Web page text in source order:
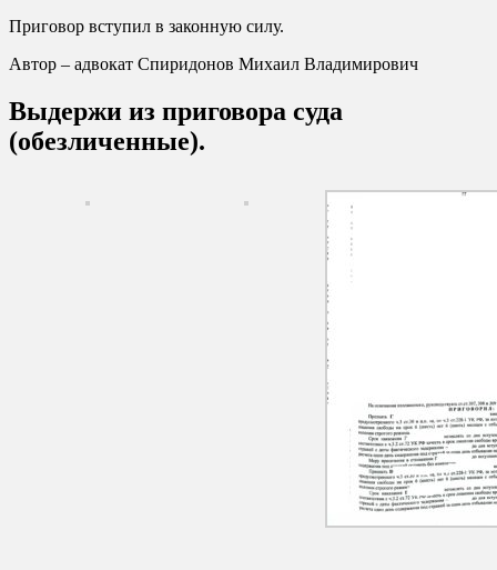
Приговор вступил в законную силу.
Автор – адвокат Спиридонов Михаил Владимирович
Выдержи из приговора суда
(обезличенные).